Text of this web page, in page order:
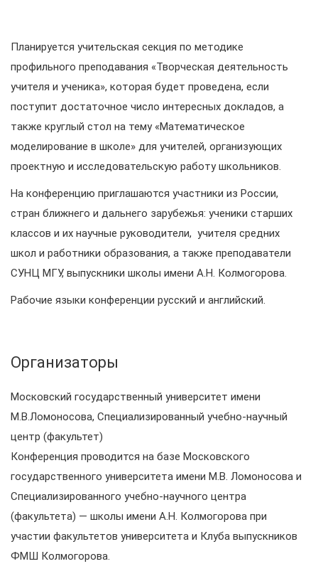
Планируется учительская секция по методике
профильного преподавания «Творческая деятельность
учителя и ученика», которая будет проведена, если
поступит достаточное число интересных докладов, а
также круглый стол на тему «Математическое
моделирование в школе» для учителей, организующих
проектную и исследовательскую работу школьников.
На конференцию приглашаются участники из России,
стран ближнего и дальнего зарубежья: ученики старших
классов и их научные руководители, учителя средних
школ и работники образования, а также преподаватели
СУНЦ МГУ, выпускники школы имени А.Н. Колмогорова.
Рабочие языки конференции русский и английский.
Организаторы
Московский государственный университет имени
М.В.Ломоносова, Специализированный учебно-научный
центр (факультет)
Конференция проводится на базе Московского
государственного университета имени М.В. Ломоносова и
Специализированного учебно-научного центра
(факультета) — школы имени А.Н. Колмогорова при
участии факультетов университета и Клуба выпускников
ФМШ Колмогорова.